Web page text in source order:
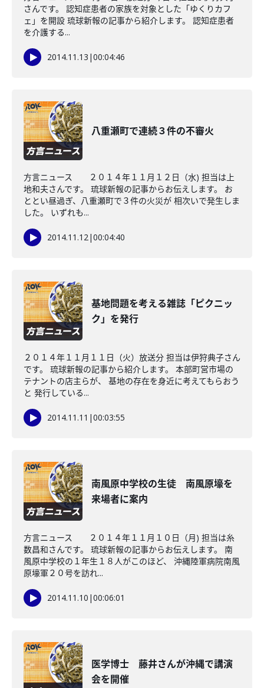
さんです。 認知症患者の家族を対象とした「ゆくりカフ
ェ」を開設 琉球新報の記事から紹介します。 認知症患者
を介護する...
2014.11.13 |00:04:46
八重瀬町で連続３件の不審火
方言ニュース ２０１４年１１月１２日（水) 担当は上
地和夫さんです。 琉球新報の記事からお伝えします。 お
ととい昼過ぎ、八重瀬町で３件の火災が 相次いで発生しま
した。 いずれも...
2014.11.12|00:04:40
基地問題を考える雑誌「ピクニッ
ク」を発行
２０１４年１１月１１日（火）放送分 担当は伊狩典子さん
です。 琉球新報の記事から紹介します。 本部町営市場の
テナントの店主らが、 基地の存在を身近に考えてもらおう
と 発行している...
2014.11.11 |00:03:55
南風原中学校の生徒 南風原壕を
来場者に案内
方言ニュース ２０１４年１１月１０日（月) 担当は糸
数昌和さんです。 琉球新報の記事からお伝えします。 南
風原中学校の１年生１８人がこのほど、 沖縄陸軍病院南風
原壕軍２０号を訪れ...
2014.11.10 |00:06:01
医学博士 藤井さんが沖縄で講演
会を開催